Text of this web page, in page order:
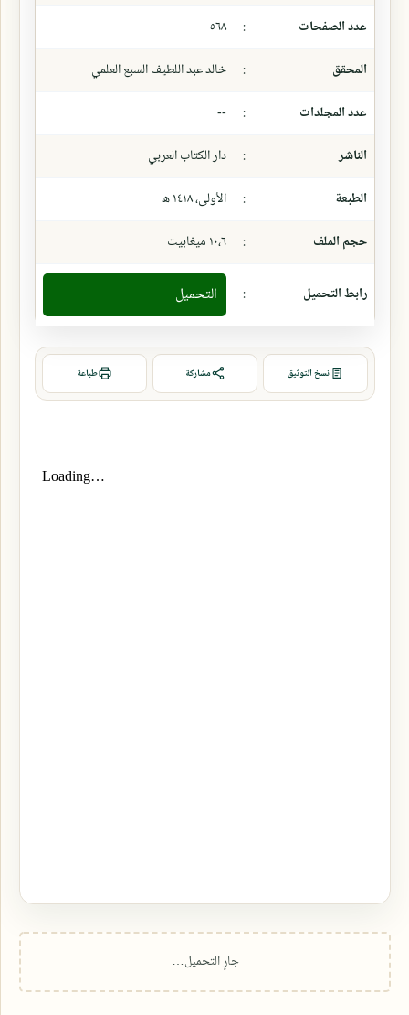
عدد الصفحات
:
٥٦٨
المحقق
:
خالد عبد اللطيف السبع العلمي
عدد المجلدات
:
--
الناشر
:
دار الكتاب العربي
الطبعة
:
الأولى، ١٤١٨ ھ
حجم الملف
: ١٠،٦ ميغابيت
رابط التحميل : التحميل
نسخ التوثيق مشاركة طباعة